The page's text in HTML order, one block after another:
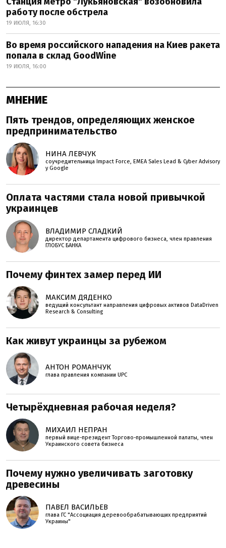
работу после обстрела
19 ИЮЛЯ, 16:30
Во время российского нападения на Киев ракета
попала в склад GoodWine
19 ИЮЛЯ, 16:00
МНЕНИЕ
Пять трендов, определяющих женское
предпринимательство
НИНА ЛЕВЧУК
соучредительница Impact Force, EMEA Sales Lead & Cyber Advisory
у Google
Оплата частями стала новой привычкой
украинцев
ВЛАДИМИР СЛАДКИЙ
директор департамента цифрового бизнеса, член правления
ГЛОБУС БАНКА
Почему финтех замер перед ИИ
МАКСИМ ДЯДЕНКО
ведущий консультант направления цифровых активов DataDriven
Research & Consulting
Как живут украинцы за рубежом
АНТОН РОМАНЧУК
глава правления компании UPC
Четырёхдневная рабочая неделя?
МИХАИЛ НЕПРАН
первый вице-президент Торгово-промышленной палаты, член
Украинского совета бизнеса
Почему нужно увеличивать заготовку
древесины
ПАВЕЛ ВАСИЛЬЕВ
глава ГС "Ассоциация деревообрабатывающих предприятий
Украины"